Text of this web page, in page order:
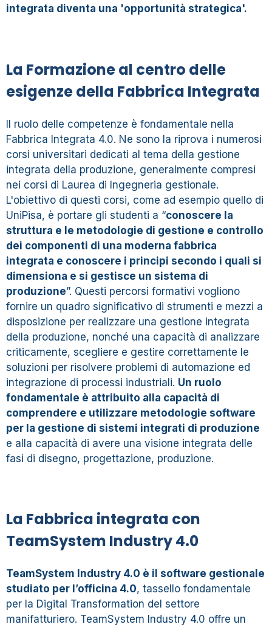
integrata diventa una 'opportunità strategica'.
La Formazione al centro delle
esigenze della Fabbrica Integrata
Il ruolo delle competenze è fondamentale nella
Fabbrica Integrata 4.0. Ne sono la riprova i numerosi
corsi universitari dedicati al tema della gestione
integrata della produzione, generalmente compresi
nei corsi di Laurea di Ingegneria gestionale.
L'obiettivo di questi corsi, come ad esempio quello di
UniPisa, è portare gli studenti a “conoscere la
struttura e le metodologie di gestione e controllo
dei componenti di una moderna fabbrica
integrata e conoscere i principi secondo i quali si
dimensiona e si gestisce un sistema di
produzione”. Questi percorsi formativi vogliono
fornire un quadro significativo di strumenti e mezzi a
disposizione per realizzare una gestione integrata
della produzione, nonché una capacità di analizzare
criticamente, scegliere e gestire correttamente le
soluzioni per risolvere problemi di automazione ed
integrazione di processi industriali. Un ruolo
fondamentale è attribuito alla capacità di
comprendere e utilizzare metodologie software
per la gestione di sistemi integrati di produzione
e alla capacità di avere una visione integrata delle
fasi di disegno, progettazione, produzione.
La Fabbrica integrata con
TeamSystem Industry 4.0
TeamSystem Industry 4.0 è il software gestionale
studiato per l’officina 4.0, tassello fondamentale
per la Digital Transformation del settore
manifatturiero. TeamSystem Industry 4.0 offre un